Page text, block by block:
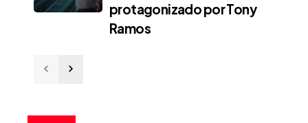
protagonizado por Tony
Ramos